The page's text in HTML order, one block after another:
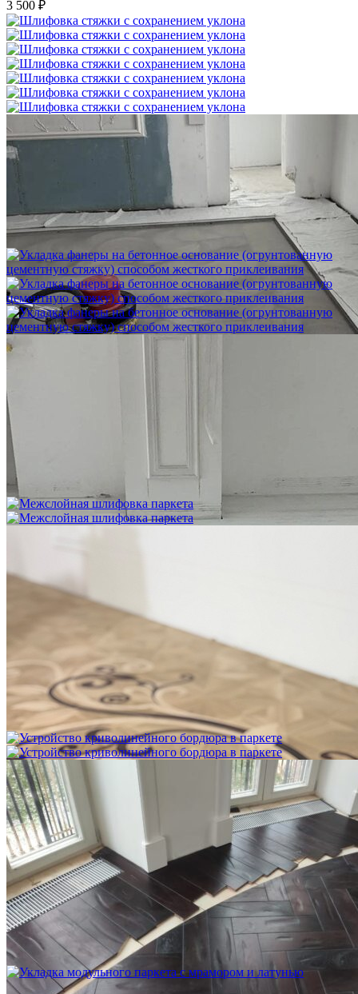
3 500 ₽
Шлифовка стяжки с сохранением уклона
1 500 ₽
Укладка фанеры на бетонное основание (огрунтованную
цементную стяжку) способом жесткого приклеивания
750 ₽
Межслойная шлифовка паркета
1 200 ₽
Устройство криволинейного бордюра в паркете
2 500 ₽